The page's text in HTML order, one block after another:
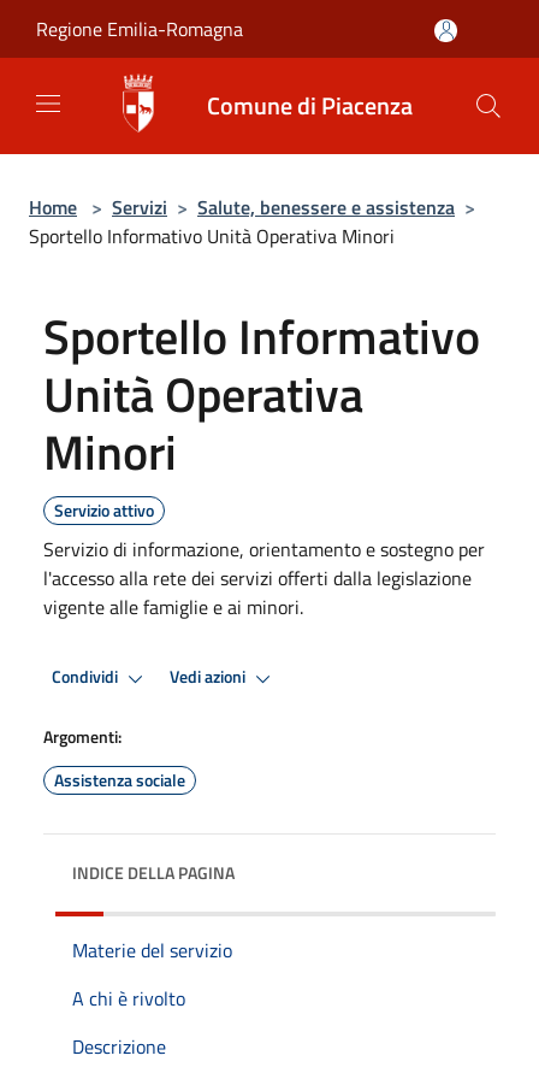
Regione Emilia-Romagna
Comune di Piacenza
Home > Servizi > Salute, benessere e assistenza >
Sportello Informativo Unità Operativa Minori
Sportello Informativo
Unità Operativa
Minori
Servizio attivo
Servizio di informazione, orientamento e sostegno per
l'accesso alla rete dei servizi offerti dalla legislazione
vigente alle famiglie e ai minori.
Condividi Vedi azioni
Argomenti:
Assistenza sociale
INDICE DELLA PAGINA
Materie del servizio
A chi è rivolto
Descrizione